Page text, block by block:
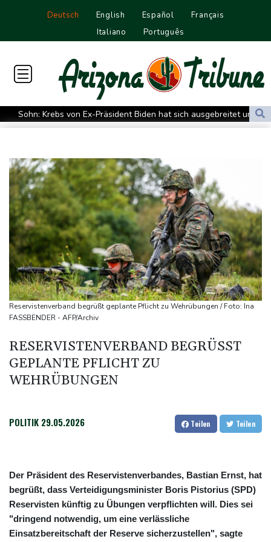
Deutsch English Español
Français
Italiano
Português
Sohn: Krebs von Ex-Präsident Biden hat sich ausgebreitet und
Metastasen gebildet
Hormus
Trauerflor und Schweigeminute: Inter Miami trauert mit Messi
WTA: Sabalenka scheitert überraschend in Toronto
Zwei Bombenanschläge in Kolumbien an erstem Tag im Amt des
neuen Präsidenten Espriella
Busemann: Kein EM-Titel für Neugebauer wäre "eine
Enttäuschung"
Becker: Wer mehr will als Klassenerhalt hat "Fehler im Kopf"
Sohn: Krebs von Ex-Präsident Joe Biden hat sich ausgebreitet
und Metastasen gebildet
Bilger: Boni von Bahn-Managern werden an Einhaltung der
Vorgaben des Bundes geknüpft
FIFA stärkt Infantino - und holt zum Rundumschlag aus
Reservistenverband begrüßt geplante Pflicht zu Wehrübungen / Foto: Ina
FASSBENDER - AFP/Archiv
RESERVISTENVERBAND BEGRÜSST G
EPLANTE PFLICHT ZU W
EHRÜBUNGEN
POLITIK 29.05.2026 Teilen Teilen
Der Präsident des Reservistenverbandes, Bastian Ernst, hat
begrüßt, dass Verteidigungsminister Boris Pistorius (SPD)
Reservisten künftig zu Übungen verpflichten will. Dies sei
"dringend notwendig, um eine verlässliche
Einsatzbereitschaft der Reserve sicherzustellen", sagte